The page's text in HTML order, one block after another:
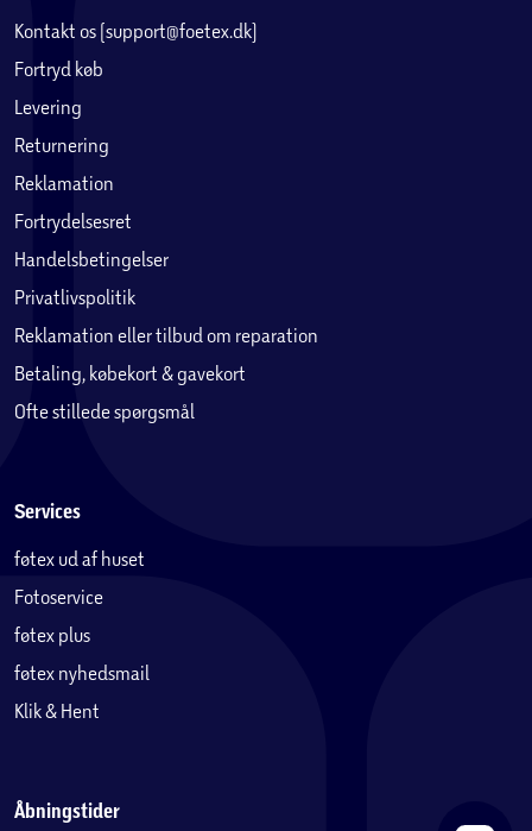
Kontakt os (support@foetex.dk)
Fortryd køb
Levering
Returnering
Reklamation
Fortrydelsesret
Handelsbetingelser
Privatlivspolitik
Reklamation eller tilbud om reparation
Betaling, købekort & gavekort
Ofte stillede spørgsmål
Services
føtex ud af huset
Fotoservice
føtex plus
føtex nyhedsmail
Klik & Hent
Åbningstider